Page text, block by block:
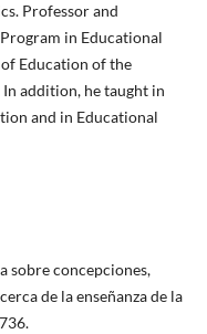
Professor and
in Educational
Education of the
addition, he taught in
and in Educational
sobre concepciones,
de la enseñanza de la